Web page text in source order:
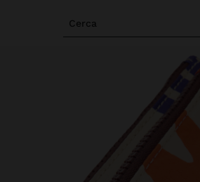
Cerca